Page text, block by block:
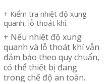
+ Kiểm tra nhiệt độ xung
quanh, lỗ thoát khí.
+ Nếu nhiệt độ xung
quanh và lỗ thoát khí vẫn
đảm bảo theo quy chuẩn,
có thể thiết bị đang
trong chế độ an toàn.